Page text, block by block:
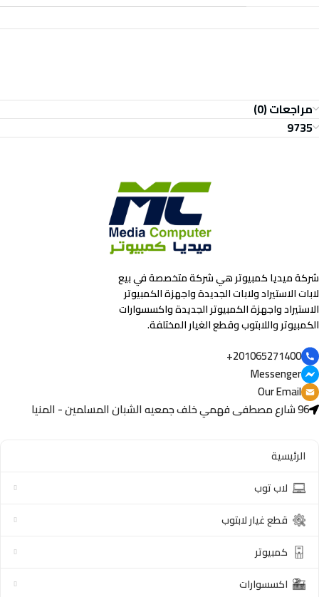
مراجعات (0)
9735
شركة ميديا كمبيوتر هي شركة متخصصة في بيع
لابات الاستيراد ولابات الجديدة واجهزة الكمبيوتر
الاستيراد واجهزة الكمبيوتر الجديدة واكسسوارات
الكمبيوتر واللابتوب وقطع الغيار المختلفة.
201065271400+
Messenger
Our Email
96 شارع مصطفى فهمي خلف جمعيه الشبان المسلمين - المنيا
الرئيسية
لاب توب
قطع غيار لابتوب
كمبيوتر
اكسسوارات